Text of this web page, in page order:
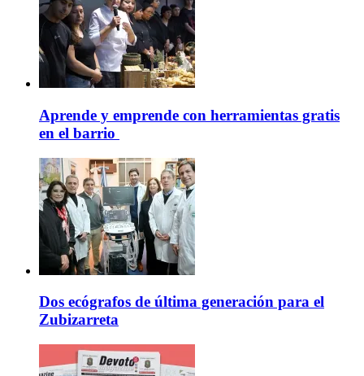
Aprende y emprende con herramientas gratis
en el barrio
Dos ecógrafos de última generación para el
Zubizarreta